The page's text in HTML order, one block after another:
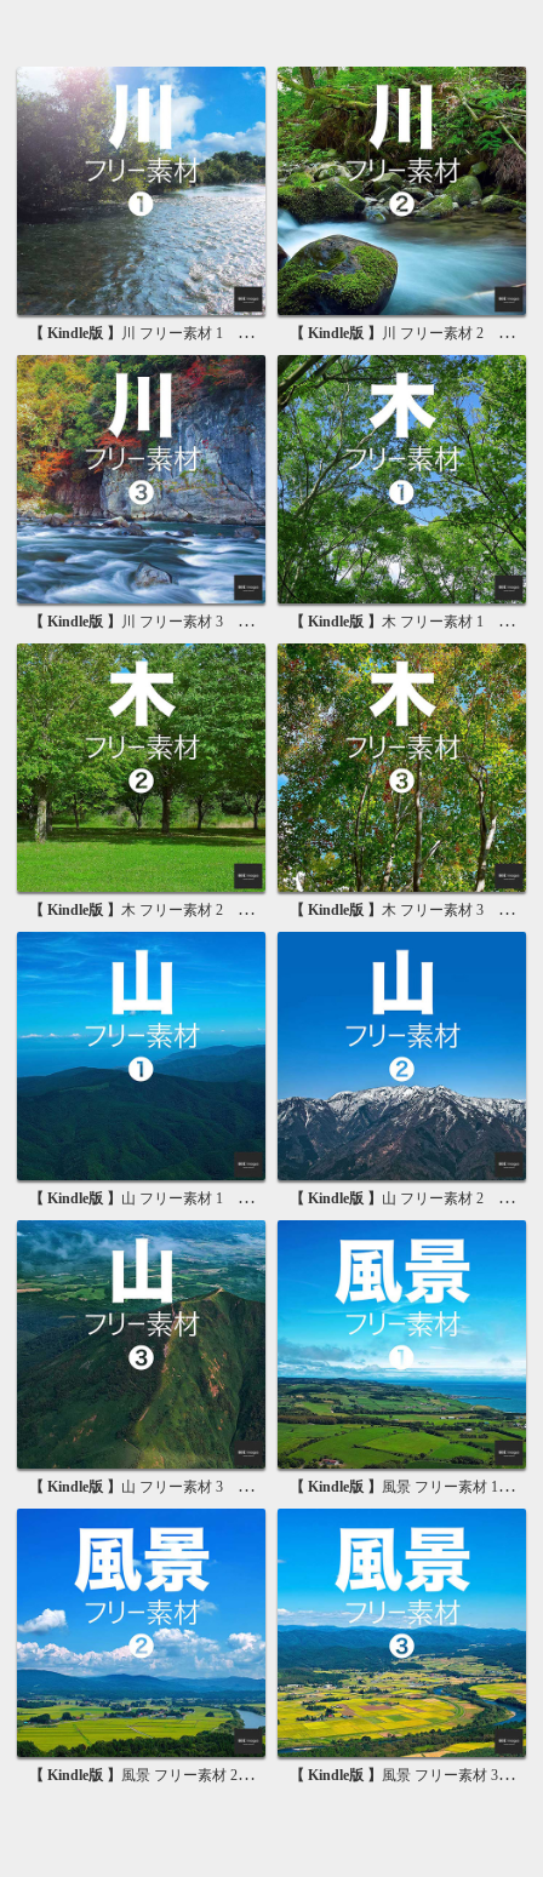
【 Kindle版 】 川 フリー素材 1 無料で使える写真素材集 【 Kindle版 】 川 フリー素材 2 無料で使える画像素材集
【 Kindle版 】 川 フリー素材 3 無料で使える背景素材集 【 Kindle版 】 木 フリー素材 1 無料で使える写真素材集
【 Kindle版 】 木 フリー素材 2 無料で使える画像素材集 【 Kindle版 】 木 フリー素材 3 無料で使える背景素材集
【 Kindle版 】 山 フリー素材 1 無料で使える写真素材集 【 Kindle版 】 山 フリー素材 2 無料で使える画像素材集
【 Kindle版 】 山 フリー素材 3 無料で使える背景素材集 【 Kindle版 】 風景 フリー素材 1 無料で使える写真素材集
【 Kindle版 】 風景 フリー素材 2 無料で使える画像素材集 【 Kindle版 】 風景 フリー素材 3 無料で使える背景素材集